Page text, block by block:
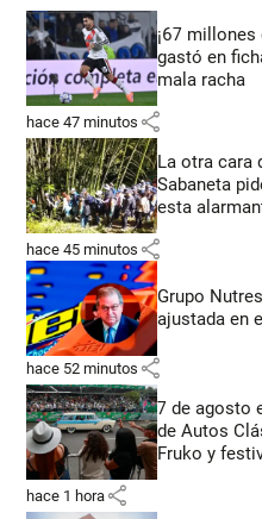
¡67
gastó en
mala racha
hace 47 minutos share
La otra cara
Sabaneta
esta
hace 45 minutos share
Grupo
ajustada en
hace 52 minutos share
7 de agosto
de Autos
Fruko y
hace 1 hora share